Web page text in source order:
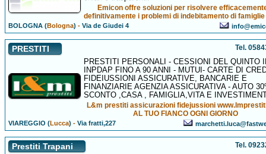
Emicon offre soluzioni per risolvere
definitivamente i problemi di indebitamento di famiglie
BOLOGNA (Bologna) -Via de Giudei 4
PRESTITI Tel.
PRESTITI PERSONALI - CESSIONI DEL QUINTO
INPDAP FINO A 90 ANNI - MUTUI- CARTE DI
FIDEIUSSIONI ASSICURATIVE, BANCARIE E
FINANZIARIE AGENZIA ASSICURATIVA - AUTO
SCONTO ,CASA , FAMIGLIA,VITA E
L&m prestiti assicurazioni fidejussioni
AL TUO FIANCO OGNI GIORNO
VIAREGGIO (Lucca) -Via fratti,227
Prestiti Trapani Tel.